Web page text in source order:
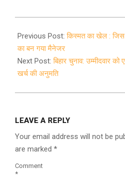
09-
19
Previous Post:किस्मत का खेल :
का बन गया मैनेजर
Next Post:बिहार चुनाव: उम्मीदवार
खर्च की अनुमति
LEAVE A REPLY
Your email address will not be
are marked *
Comment
*